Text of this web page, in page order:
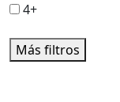
4+
Más filtros